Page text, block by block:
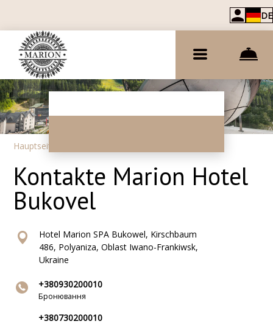
DE
Hauptseite
Kontakte Marion Hotel
Bukovel
Hotel Marion SPA Bukowel, Kirschbaum
486, Polyaniza, Oblast Iwano-Frankiwsk,
Ukraine
+380930200010
Бронювання
+380730200010